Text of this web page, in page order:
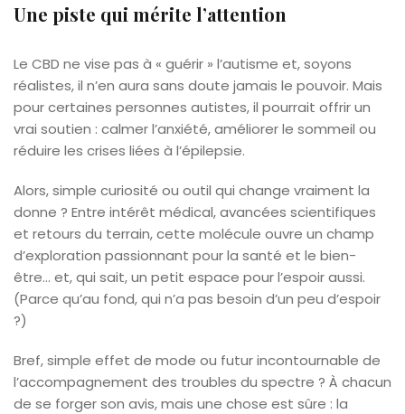
Une piste qui mérite l’attention
Le CBD ne vise pas à « guérir » l’autisme et, soyons
réalistes, il n’en aura sans doute jamais le pouvoir. Mais
pour certaines personnes autistes, il pourrait offrir un
vrai soutien : calmer l’anxiété, améliorer le sommeil ou
réduire les crises liées à l’épilepsie.
Alors, simple curiosité ou outil qui change vraiment la
donne ? Entre intérêt médical, avancées scientifiques
et retours du terrain, cette molécule ouvre un champ
d’exploration passionnant pour la santé et le bien-
être… et, qui sait, un petit espace pour l’espoir aussi.
(Parce qu’au fond, qui n’a pas besoin d’un peu d’espoir
?)
Bref, simple effet de mode ou futur incontournable de
l’accompagnement des troubles du spectre ? À chacun
de se forger son avis, mais une chose est sûre : la